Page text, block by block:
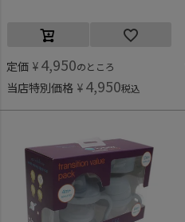
定価 ¥ 4,950のところ
当店特別価格 ¥ 4,950税込